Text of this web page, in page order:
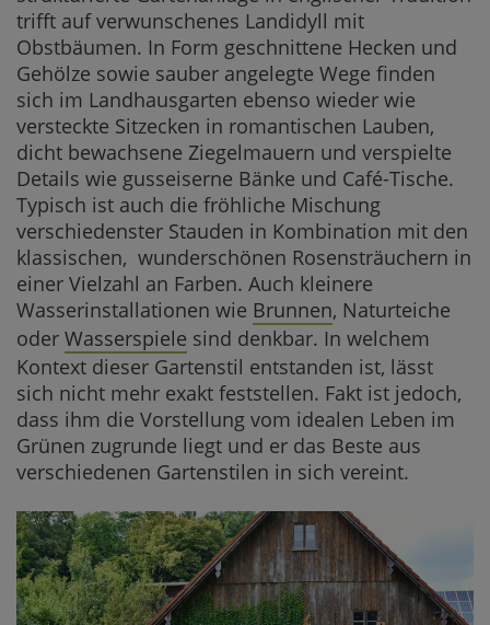
trifft auf verwunschenes Landidyll mit
Obstbäumen. In Form geschnittene Hecken und
Gehölze sowie sauber angelegte Wege finden
sich im Landhausgarten ebenso wieder wie
versteckte Sitzecken in romantischen Lauben,
dicht bewachsene Ziegelmauern und verspielte
Details wie gusseiserne Bänke und Café-Tische.
Typisch ist auch die fröhliche Mischung
verschiedenster Stauden in Kombination mit den
klassischen, wunderschönen Rosensträuchern in
einer Vielzahl an Farben. Auch kleinere
Wasserinstallationen wie Brunnen, Naturteiche
oder Wasserspiele sind denkbar. In welchem
Kontext dieser Gartenstil entstanden ist, lässt
sich nicht mehr exakt feststellen. Fakt ist jedoch,
dass ihm die Vorstellung vom idealen Leben im
Grünen zugrunde liegt und er das Beste aus
verschiedenen Gartenstilen in sich vereint.